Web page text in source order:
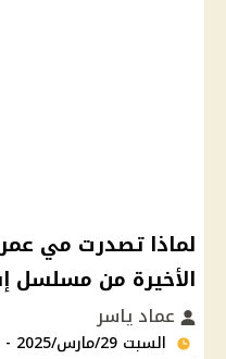
لماذا تصدرت مي
الأخيرة من
عماد ياسر
السبت 29/مارس/2025 - 08:34 م